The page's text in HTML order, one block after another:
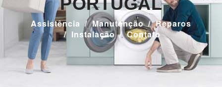
Assistência Manutenção
Reparos
Instalação
Contato